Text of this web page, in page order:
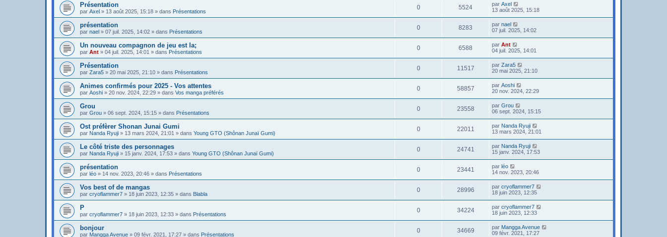
Présentation
par Axel » 13 août 2025, 15:18 » dans Présentations
0 5524 par Axel
13 août 2025, 15:18
présentation
par nael » 07 juil. 2025, 14:02 » dans Présentations
0 8283 par nael
07 juil. 2025, 14:02
Un nouveau compagnon de jeu est la;
par Ant » 04 juil. 2025, 14:01 » dans Présentations
0 6588 par Ant
04 juil. 2025, 14:01
Présentation
par Zara5 » 20 mai 2025, 21:10 » dans Présentations
0 11517 par Zara5
20 mai 2025, 21:10
Animes confirmés pour 2025 - Vos attentes
par Aoshi » 20 nov. 2024, 22:29 » dans Vos manga préférés
0 58857 par Aoshi
20 nov. 2024, 22:29
Grou
par Grou » 06 sept. 2024, 15:15 » dans Présentations
0 23558 par Grou
06 sept. 2024, 15:15
Ost préfèrer Shonan Junai Gumi
par Nanda Ryuji » 13 mars 2024, 21:01 » dans Young GTO (Shônan Junaï Gumi)
0 22011 par Nanda Ryuji
13 mars 2024, 21:01
Le côté triste des personnages
par Nanda Ryuji » 15 janv. 2024, 17:53 » dans Young GTO (Shônan Junaï Gumi)
0 24741 par Nanda Ryuji
15 janv. 2024, 17:53
présentation
par léo » 14 nov. 2023, 20:46 » dans Présentations
0 23441 par léo
14 nov. 2023, 20:46
Vos best of de mangas
par cryoflammer7 » 18 juin 2023, 12:35 » dans Blabla
0 28996 par cryoflammer7
18 juin 2023, 12:35
P
par cryoflammer7 » 18 juin 2023, 12:33 » dans Présentations
0 34224 par cryoflammer7
18 juin 2023, 12:33
bonjour
par Mangga Avenue » 09 févr. 2021, 17:27 » dans Présentations
0 34669 par Mangga Avenue
09 févr. 2021, 17:27